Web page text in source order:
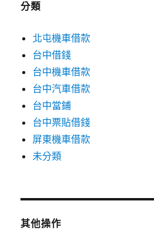
分類
北屯機車借款
台中借錢
台中機車借款
台中汽車借款
台中當鋪
台中票貼借錢
屏東機車借款
未分類
其他操作